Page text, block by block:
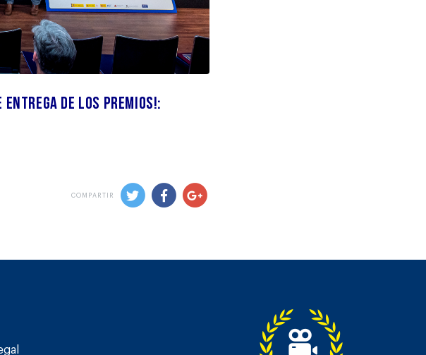
de los Premios!:
COMPARTIR